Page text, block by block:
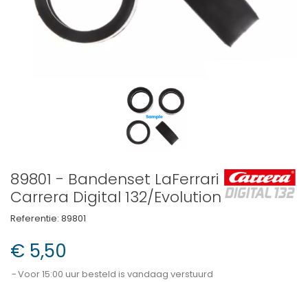
89801 - Bandenset LaFerrari
Carrera Digital 132/Evolution
Referentie: 89801
€ 5,50
Voor 15:00 uur besteld is vandaag verstuurd